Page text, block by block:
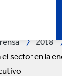
2018
sector en la